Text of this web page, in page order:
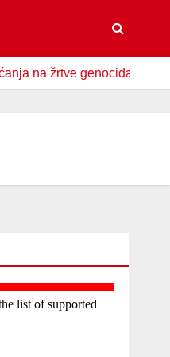
genocida u Srebrenici